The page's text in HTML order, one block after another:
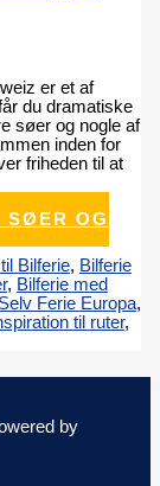
er et af
du dramatiske
søer og nogle af
inden for
friheden til at
SØER OG
Bilferie, Bilferie
, Bilferie med
Ferie Europa,
til ruter,
by